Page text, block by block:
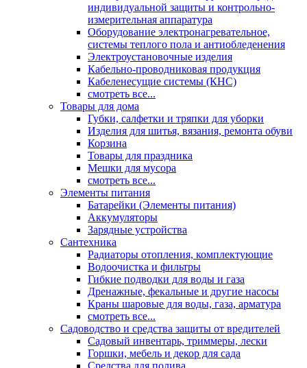
индивидуальной защиты и контрольно-
измерительная аппаратура
Оборудование электронагревательное,
системы теплого пола и антиобледенения
Электроустановочные изделия
Кабельно-проводниковая продукция
Кабеленесущие системы (КНС)
смотреть все...
Товары для дома
Губки, салфетки и тряпки для уборки
Изделия для шитья, вязания, ремонта обуви
Корзина
Товары для праздника
Мешки для мусора
смотреть все...
Элементы питания
Батарейки (Элементы питания)
Аккумуляторы
Зарядные устройства
Сантехника
Радиаторы отопления, комплектующие
Водоочистка и фильтры
Гибкие подводки для воды и газа
Дренажные, фекальные и другие насосы
Краны шаровые для воды, газа, арматура
смотреть все...
Садоводство и средства защиты от вредителей
Садовый инвентарь, триммеры, лески
Горшки, мебель и декор для сада
Средства для полива